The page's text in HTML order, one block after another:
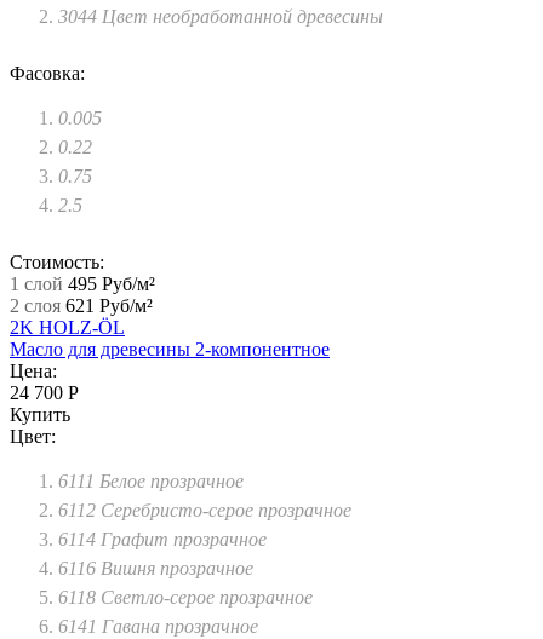
3044 Цвет необработанной древесины
Фасовка:
0.005
0.22
0.75
2.5
Стоимость:
1 слой 495 Руб/м²
2 слоя 621 Руб/м²
2K HOLZ-ÖL
Масло для древесины 2-компонентное
Цена:
24 700 Р
Купить
Цвет:
6111 Белое прозрачное
6112 Серебристо-серое прозрачное
6114 Графит прозрачное
6116 Вишня прозрачное
6118 Светло-серое прозрачное
6141 Гавана прозрачное